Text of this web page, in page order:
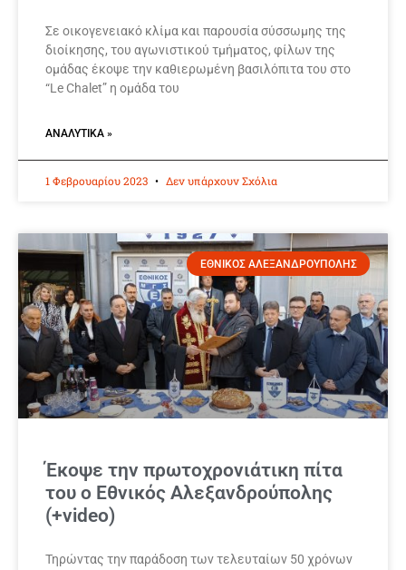
Σε οικογενειακό κλίμα και παρουσία σύσσωμης της
διοίκησης, του αγωνιστικού τμήματος, φίλων της
ομάδας έκοψε την καθιερωμένη βασιλόπιτα του στο
“Le Chalet” η ομάδα του
ΑΝΑΛΥΤΙΚΆ »
1 Φεβρουαρίου 2023 Δεν υπάρχουν Σχόλια
ΕΘΝΙΚΟΣ ΑΛΕΞΑΝΔΡΟΥΠΟΛΗΣ
Έκοψε την πρωτοχρονιάτικη πίτα
του ο Εθνικός Αλεξανδρούπολης
(+video)
Τηρώντας την παράδοση των τελευταίων 50 χρόνων